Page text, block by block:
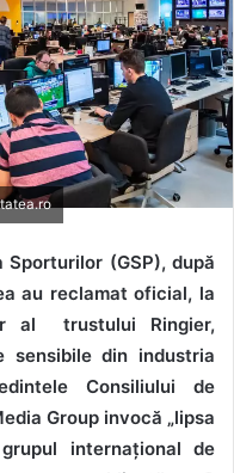
(GSP), după
au reclamat oficial, la
al trustului Ringier,
sensibile din industria
Consiliului de
Group invocă „lipsa
internațional de